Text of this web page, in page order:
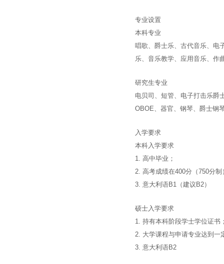
专业设置
本科专业
唱歌、爵士乐、古代音乐、电
乐、音乐教学、应用音乐、作
研究生专业
电贝司、短管、电子打击乐爵
OBOE、器官、钢琴、爵士钢
入学要求
本科入学要求
1. 高中毕业；
2. 高考成绩在400分（750分制
3. 意大利语B1（建议B2）
硕士入学要求
1. 持有本科阶段学士学位证书
2. 大学课程与申请专业达到一
3. 意大利语B2